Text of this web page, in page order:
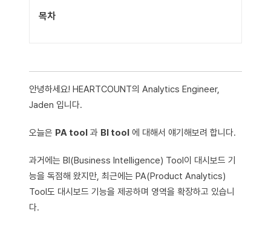
목차
안녕하세요! HEARTCOUNT의 Analytics Engineer,
Jaden 입니다.
오늘은 PA tool 과 BI tool 에 대해서 얘기해보려 합니다.
과거에는 BI(Business Intelligence) Tool이 대시보드 기
능을 독점해 왔지만, 최근에는 PA(Product Analytics)
Tool도 대시보드 기능을 제공하며 영역을 확장하고 있습니
다.